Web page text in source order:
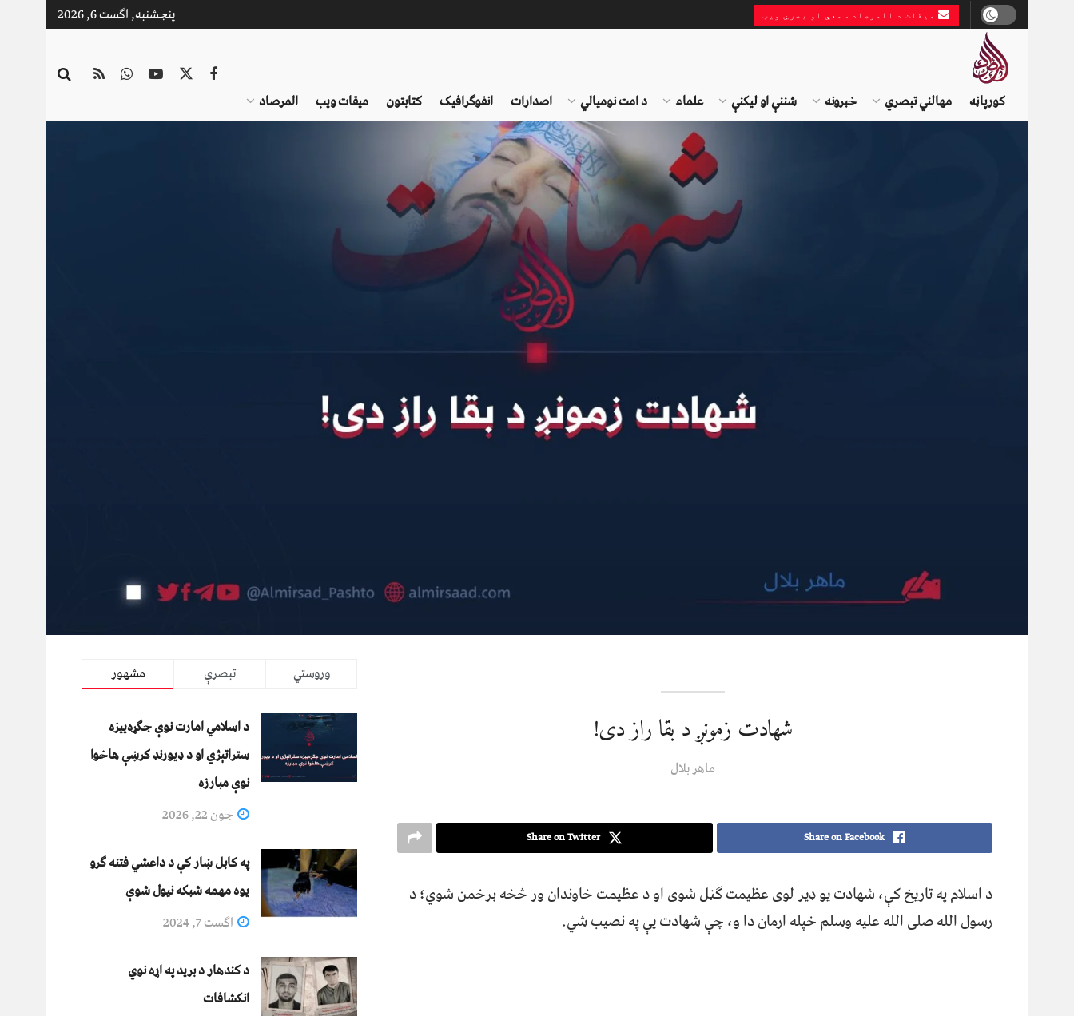
میقات د المرصاد سمعي او بصري ویب پنجشنبه, اگست 6, 2026
کورپاڼه مهالني تبصري خبرونه شننې او لیکنې علماء د امت نومیالي اصدارات انفوګرافیک کتابتون میقات ویب المرصاد
شهادت زمونږ د بقا راز دی!
ماهر بلال
Share on Facebook
Share on Twitter
د اسلام په تاریخ کې، شهادت یو ډیر لوی عظیمت ګڼل شوی او د عظیمت خاوندان ور څخه برخمن شوي؛ د
رسول الله صلی الله عليه وسلم خپله ارمان دا و، چې شهادت یې په نصیب شي.
مشهور تبصرې وروستي
د اسلامي امارت نوې جګړه‌ییزه
ستراتېژي او د ډیورنډ کرښې هاخوا
نوې مبارزه
جون 22, 2026
په کابل ښار کې د داعشي فتنه ګرو
يوه مهمه شبکه نيول شوې
اگست 7, 2024
د کندهار د برید په اړه نوي
انکشافات